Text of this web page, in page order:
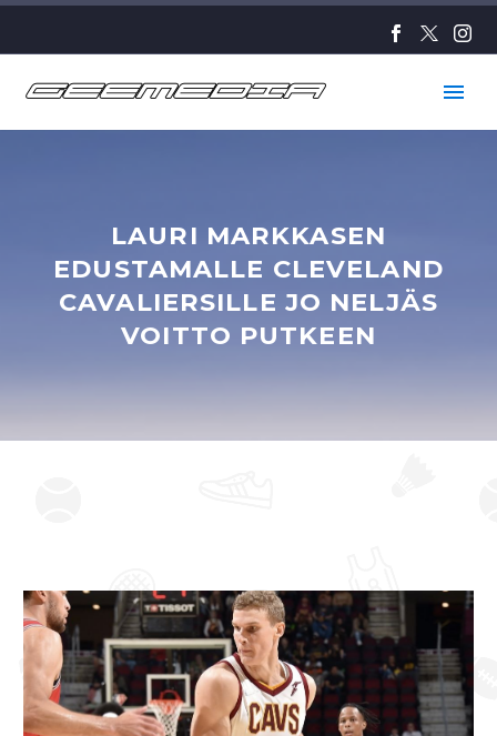
LAURI MARKKASEN
EDUSTAMALLE CLEVELAND
CAVALIERSILLE JO NELJÄS
VOITTO PUTKEEN